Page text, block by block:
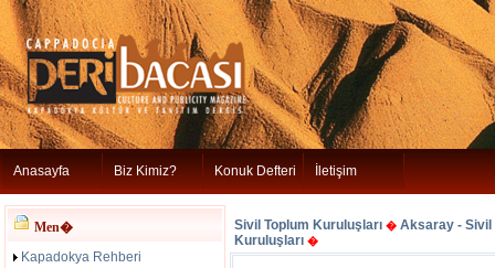
Anasayfa Biz Kimiz? Konuk Defteri İletişim
Men�
Kapadokya Rehberi
Sivil Toplum Kuruluşları � Aksaray - Sivil
Kuruluşları �